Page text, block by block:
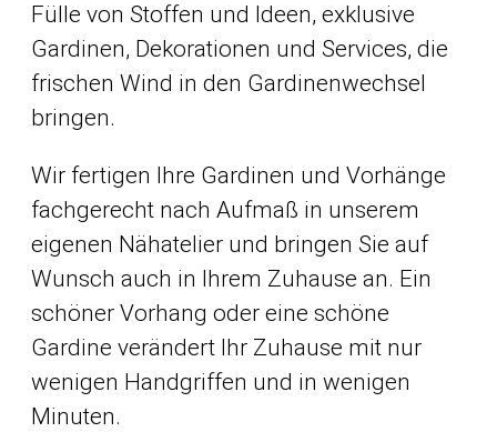
Fülle von Stoffen und Ideen, exklusive
Gardinen, Dekorationen und Services, die
frischen Wind in den Gardinenwechsel
bringen.
Wir fertigen Ihre Gardinen und Vorhänge
fachgerecht nach Aufmaß in unserem
eigenen Nähatelier und bringen Sie auf
Wunsch auch in Ihrem Zuhause an. Ein
schöner Vorhang oder eine schöne
Gardine verändert Ihr Zuhause mit nur
wenigen Handgriffen und in wenigen
Minuten.